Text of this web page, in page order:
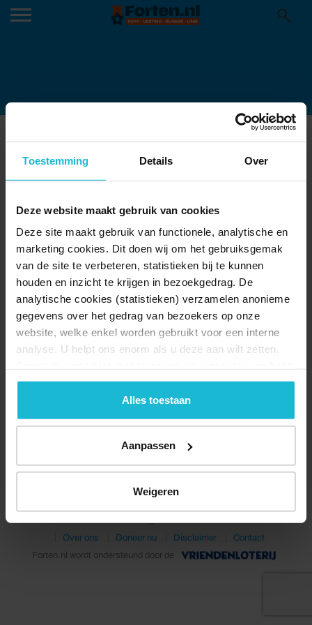
Toestemming Details Over
Deze website maakt gebruik van cookies
Deze site maakt gebruik van functionele, analytische en
marketing cookies. Dit doen wij om het gebruiksgemak
van de site te verbeteren, statistieken bij te kunnen
houden en inzicht te krijgen in bezoekgedrag. De
analytische cookies (statistieken) verzamelen anonieme
gegevens over het gedrag van bezoekers op onze
website, welke enkel worden gebruikt voor een interne
analyse. U helpt ons enorm als u deze aan wilt zetten.
geen commerciële doelstelling. U kunt deze cookies via
de knoppen accepteren, beheren of weigeren.
Alles toestaan
Aanpassen
Weigeren
© 2026 Stichting Forten Nederland
Over ons
Doneer nu Disclaimer
Contact
Forten.nl wordt ondersteund door de